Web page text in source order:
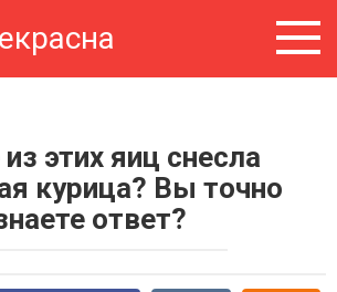
этих яиц снесла
курица? Вы точно
ответ?